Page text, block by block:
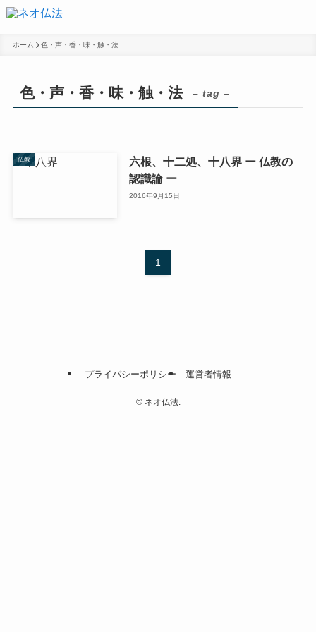
ホーム 色・声・香・味・触・法
色・声・香・味・触・法 – tag –
仏教
六根、十二処、十八界 ー 仏教の
認識論 ー
2016年9月15日
1
プライバシーポリシー 運営者情報
©ネオ仏法.